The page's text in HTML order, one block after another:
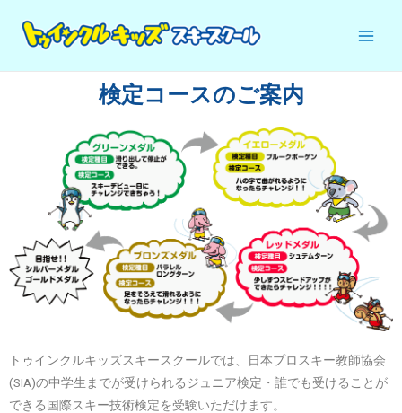
検定コースのご案内
トゥインクルキッズスキースクールでは、日本プロスキー教師協会
(SIA)の中学生までが受けられるジュニア検定・誰でも受けることが
できる国際スキー技術検定を受験いただけます。